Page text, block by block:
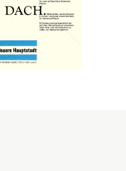
Land NÖ - NÖ
Bild-ID: 18721